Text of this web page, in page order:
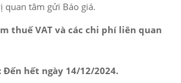
quan tâm gửi Báo giá.
thuế VAT và các chi phí liên quan
Đến hết ngày 14/12/2024.